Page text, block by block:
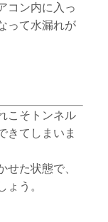
コン内に入っ
って水漏れが
こそトンネル
きてしまいま
せた状態で、
ょう。